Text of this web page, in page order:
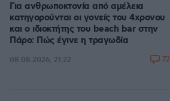
Για ανθρωποκτονία από αμέλεια
κατηγορούνται οι γονείς του 4χρονου
και ο ιδιοκτήτης του beach bar στην
Πάρο: Πώς έγινε η τραγωδία
08.08.2026, 21:22 72